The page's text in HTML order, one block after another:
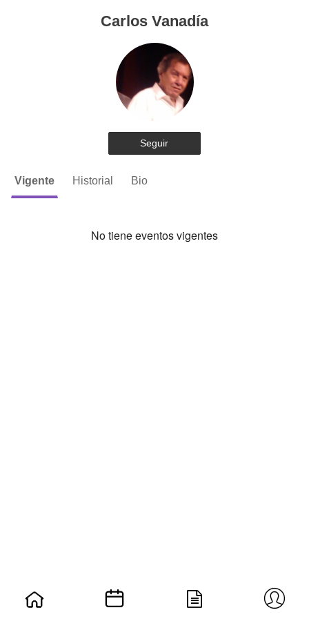
Carlos Vanadía
Seguir
Vigente Historial Bio
No tiene eventos vigentes